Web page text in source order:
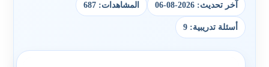
آخر تحديث: 2026-08-06 المشاهدات: 687
أسئلة تدريبية: 9